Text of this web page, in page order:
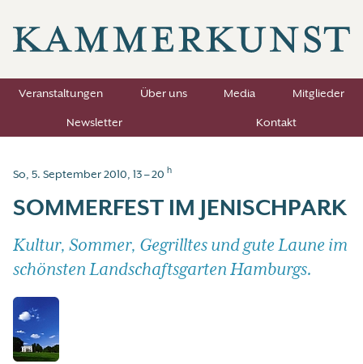
Veranstaltungen Über uns Media
Mitglieder
Newsletter
Kontakt
So, 5. September 2010, 13 – 20 h
SOMMERFEST IM JENISCHPARK
Kultur, Sommer, Gegrilltes und gute Laune im
schönsten Landschaftsgarten Hamburgs.